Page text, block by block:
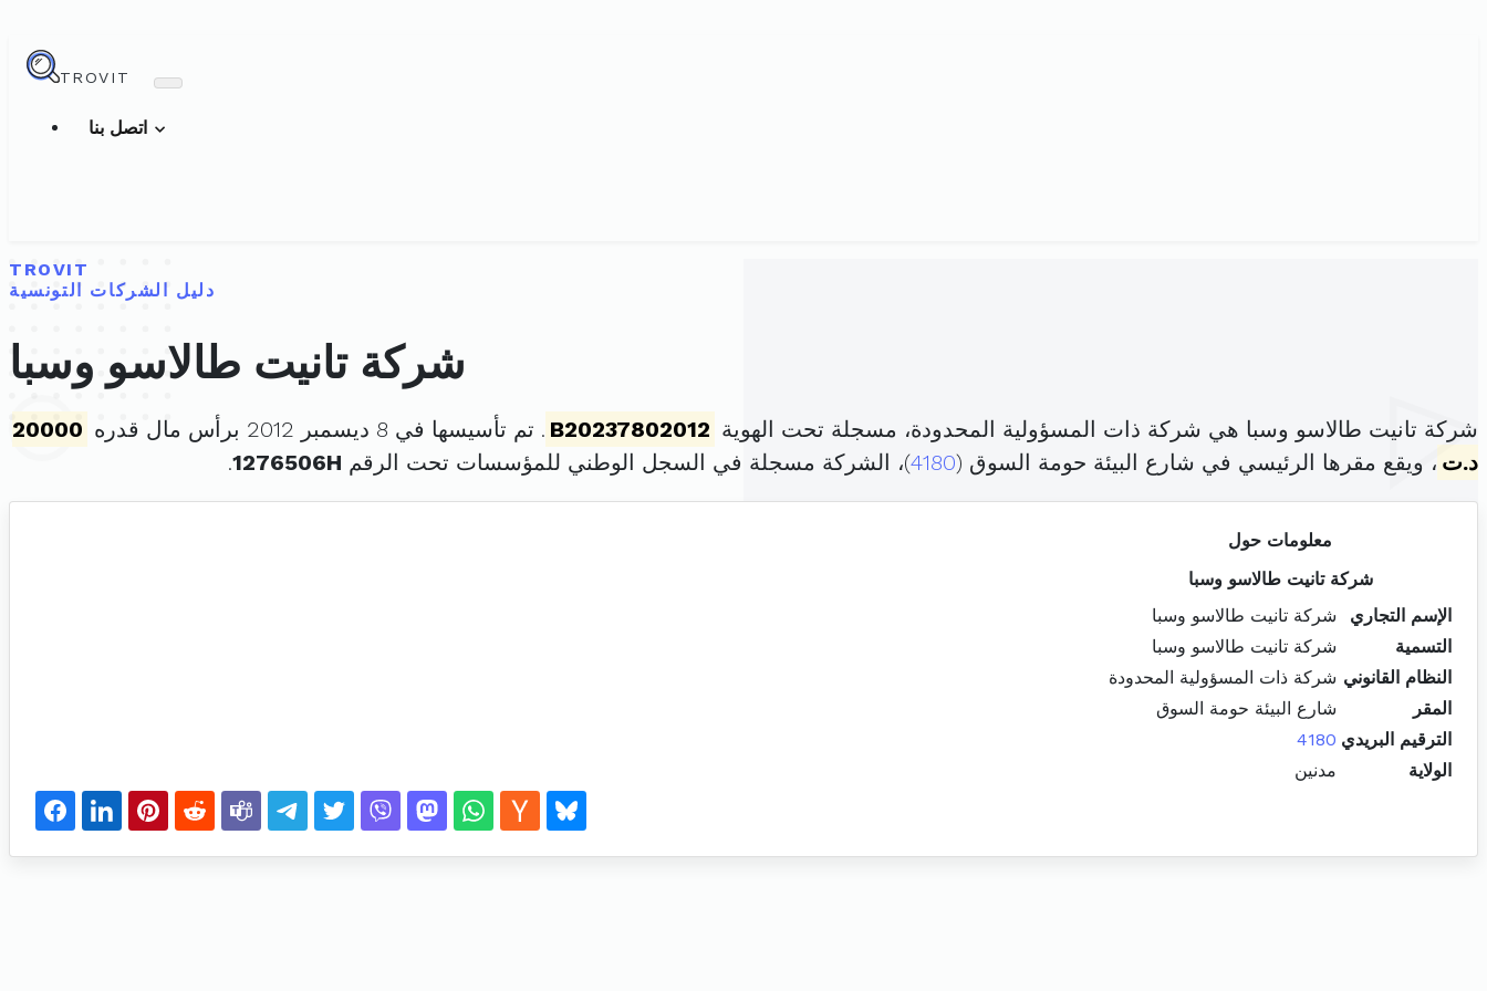
TROVIT
TROVIT
دليل الشركات التونسية
شركة تانيت طالاسو وسبا
شركة تانيت طالاسو وسبا هي شركة ذات المسؤولية المحدودة، مسجلة تحت الهوية B20237802012 . تم تأسيسها في 8 ديسمبر 2012 برأس مال قدره
20000
د.ت ، ويقع مقرها الرئيسي في شارع البيئة حومة السوق (4180)، الشركة مسجلة في السجل الوطني للمؤسسات تحت الرقم 1276506H
.
معلومات حول
شركة تانيت طالاسو وسبا
الإسم التجاري
شركة تانيت طالاسو وسبا
التسمية
شركة تانيت طالاسو وسبا
النظام القانوني شركة ذات المسؤولية المحدودة
المقر
شارع البيئة حومة السوق
الترقيم البريدي 4180
الولاية
مدنين